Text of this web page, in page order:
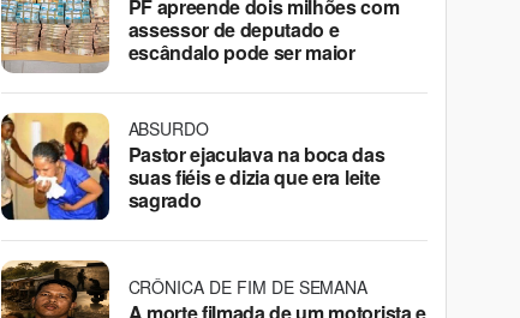
PF apreende dois milhões com
assessor de deputado e
escândalo pode ser maior
ABSURDO
Pastor ejaculava na boca das
suas fiéis e dizia que era leite
sagrado
CRÔNICA DE FIM DE SEMANA